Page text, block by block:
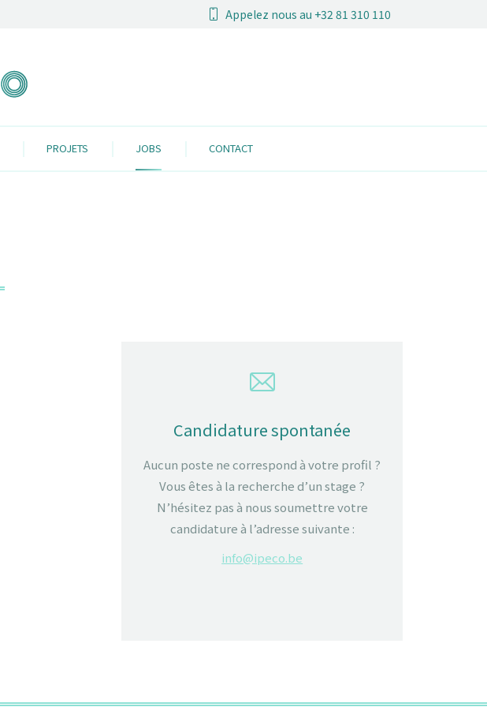
Appelez nous au +32 81 310 110
PROJETS JOBS CONTACT
Candidature spontanée
Aucun poste ne correspond à votre profil ?
Vous êtes à la recherche d’un stage ?
N’hésitez pas à nous soumettre votre
candidature à l’adresse suivante :
info@ipeco.be